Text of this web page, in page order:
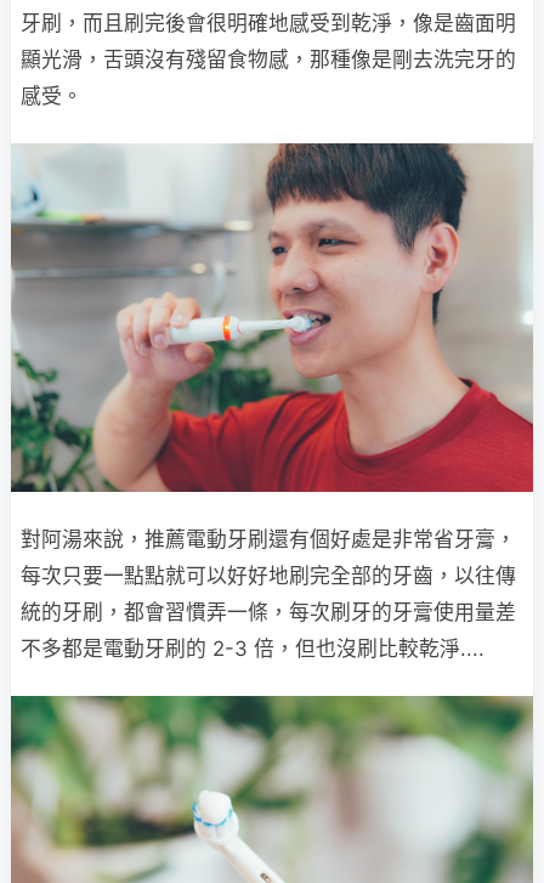
牙刷，而且刷完後會很明確地感受到乾淨，像是齒面明
顯光滑，舌頭沒有殘留食物感，那種像是剛去洗完牙的
感受。
對阿湯來說，推薦電動牙刷還有個好處是非常省牙膏，
每次只要一點點就可以好好地刷完全部的牙齒，以往傳
統的牙刷，都會習慣弄一條，每次刷牙的牙膏使用量差
不多都是電動牙刷的 2-3 倍，但也沒刷比較乾淨....